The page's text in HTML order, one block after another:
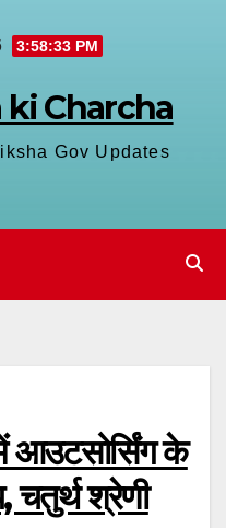
3:58:34 PM
ki Charcha
Gov Updates
के
चतुर्थ श्रेणी